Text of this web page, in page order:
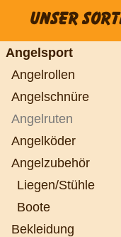
Unser
Angelsport
Angelrollen
Angelschnüre
Angelruten
Angelköder
Angelzubehör
Liegen/Stühle
Boote
Bekleidung